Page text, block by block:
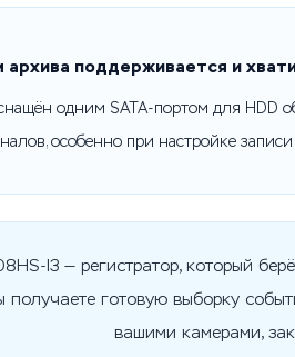
архива поддерживается и
одним SATA-портом для HDD
особенно при настройке
I3 — регистратор, который
получаете готовую выборку
вашими камерами,